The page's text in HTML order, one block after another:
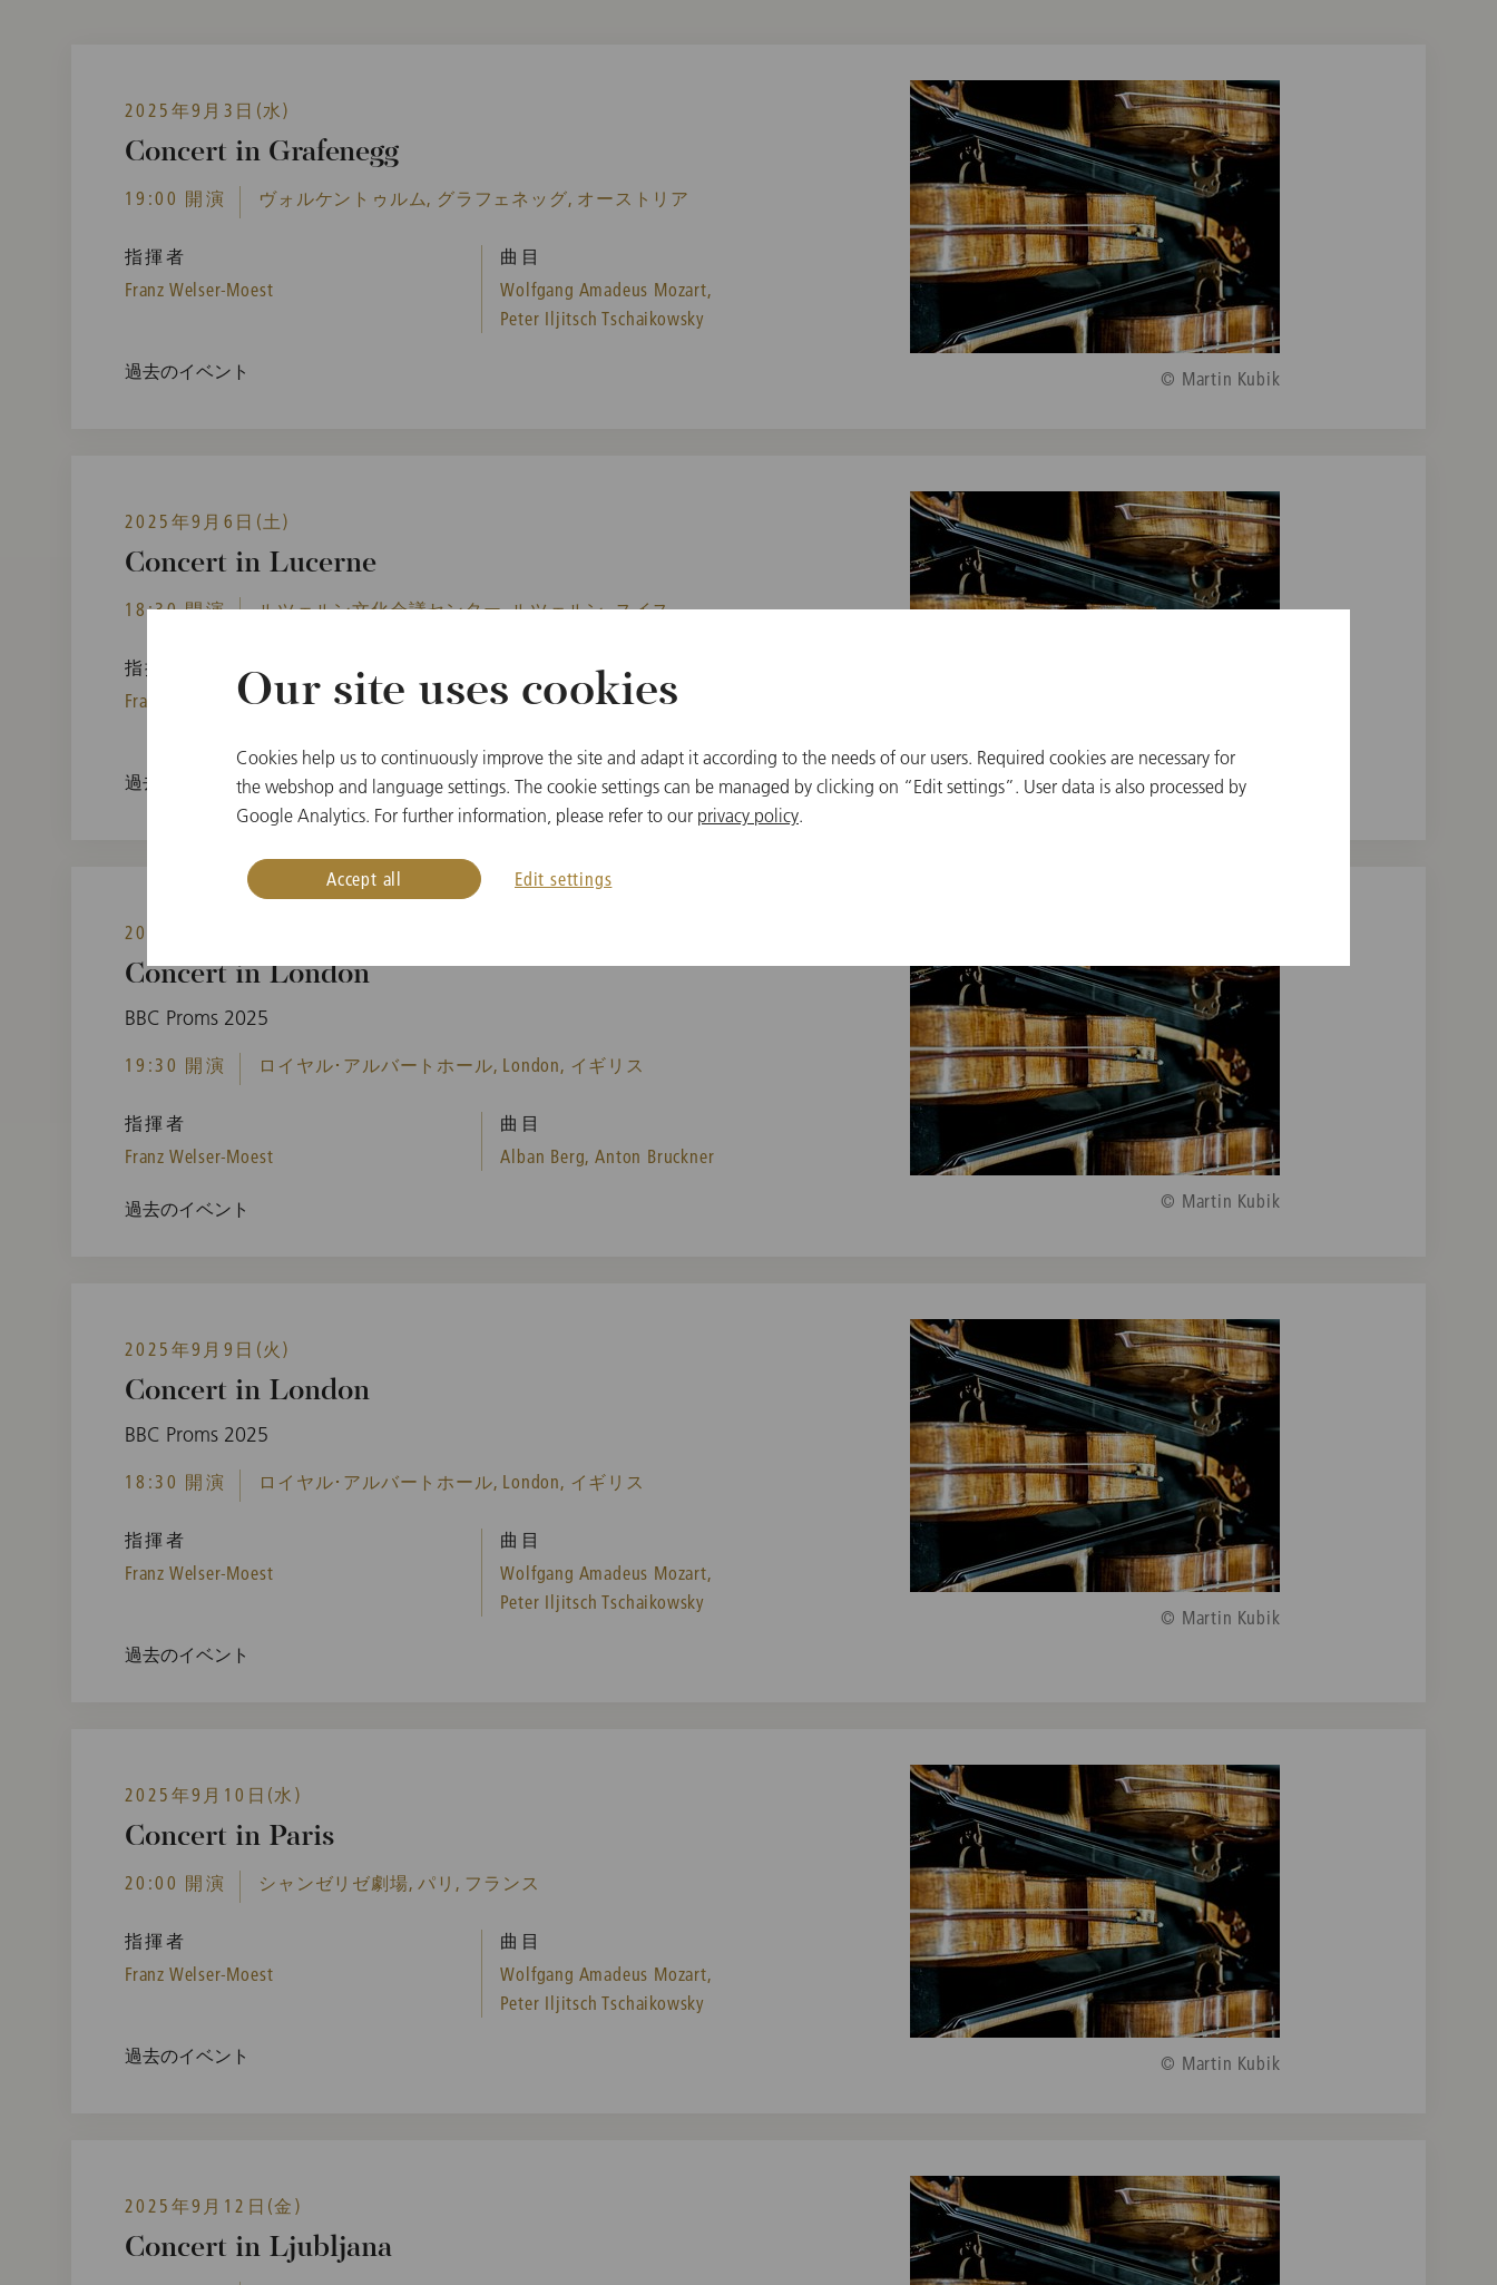
2025年9月3日(水)
Concert in Grafenegg
19:00 開演 ヴォルケントゥルム, グラフェネッグ, オーストリア
指揮者
Franz Welser-Moest
曲目
Wolfgang Amadeus Mozart,
Peter Iljitsch Tschaikowsky
過去のイベント © Martin Kubik
2025年9月6日(土)
Concert in Lucerne
18:30 開演 ルツェルン文化会議センター, ルツェルン, スイス
指揮者
Franz Welser-Moest
Wolfgang Amadeus Mozart,
過去のイベント © Martin Kubik
2025年9月8日(月)
Concert in London
BBC Proms 2025
19:30 開演 ロイヤル･アルバートホール, London, イギリス
指揮者
Franz Welser-Moest
曲目
Alban Berg, Anton Bruckner
過去のイベント © Martin Kubik
2025年9月9日(火)
Concert in London
BBC Proms 2025
18:30 開演 ロイヤル･アルバートホール, London, イギリス
指揮者
Franz Welser-Moest
曲目
Wolfgang Amadeus Mozart,
Peter Iljitsch Tschaikowsky
過去のイベント
© Martin Kubik
2025年9月10日(水)
Concert in Paris
20:00 開演 シャンゼリゼ劇場, パリ, フランス
指揮者
Franz Welser-Moest
曲目
Wolfgang Amadeus Mozart,
Peter Iljitsch Tschaikowsky
過去のイベント © Martin Kubik
2025年9月12日(金)
Concert in Ljubljana
Our site uses cookies
Cookies help us to continuously improve the site and adapt it according to the needs of our users. Required cookies are necessary for
the webshop and language settings. The cookie settings can be managed by clicking on “Edit settings”. User data is also processed by
Google Analytics. For further information, please refer to our privacy policy.
Edit settings
Accept all